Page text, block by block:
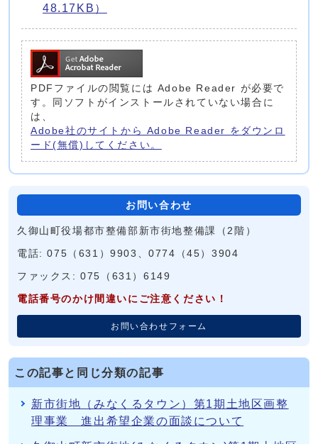
48.17KB）
PDFファイルの閲覧には Adobe Reader が必要で
す。同ソフトがインストールされていない場合に
は、
Adobe社のサイトから Adobe Reader をダウンロ
ード(無償)してください。
お問い合わせ
久御山町役場都市整備部新市街地整備課（2階）
電話: 075（631）9903、0774（45）3904
ファックス: 075（631）6149
電話番号のかけ間違いにご注意ください！
お問い合わせフォーム
この記事と同じ分類の記事
新市街地（みなくるタウン）第1期土地区画整
理事業 進出希望企業の面談について